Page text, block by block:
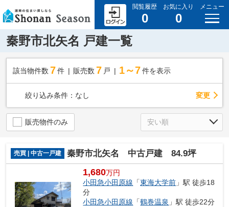
閲覧履歴
0
お気に入り
0
メニュー
秦野市北矢名 戸建一覧
該当物件数 7件 販売数 7 戸 1～7 件を表示
絞り込み条件： なし 変更
販売物件のみ
売買 | 中古一戸建 秦野市北矢名 中古戸建 84.9坪
1,680万円
小田急小田原線 「東海大学前 」駅 徒歩18
分
小田急小田原線 「鶴巻温泉 」駅 徒歩22分